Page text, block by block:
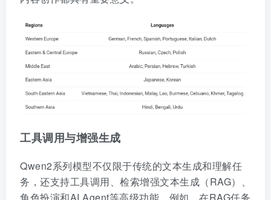
工具调用与增强生成
Qwen2系列模型不仅限于传统的文本生成和理解任
务，还支持工具调用、检索增强文本生成（RAG）、
角色扮演和AI Agent等高级功能。例如，在RAG任务